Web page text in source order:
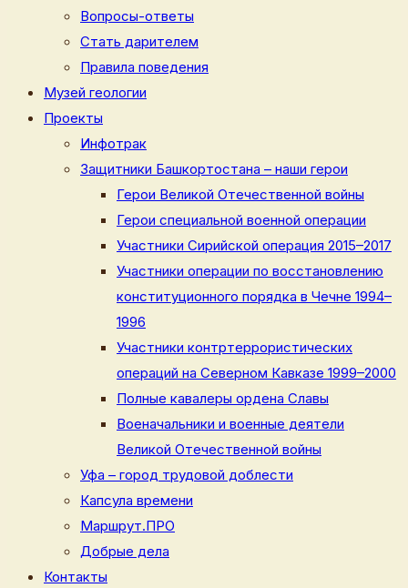
Вопросы-ответы
Стать дарителем
Правила поведения
Музей геологии
Проекты
Инфотрак
Защитники Башкортостана – наши герои
Герои Великой Отечественной войны
Герои специальной военной операции
Участники Сирийской операция 2015–2017
Участники операции по восстановлению
конституционного порядка в Чечне 1994–
1996
Участники контртеррористических
операций на Северном Кавказе 1999–2000
Полные кавалеры ордена Славы
Военачальники и военные деятели
Великой Отечественной войны
Уфа – город трудовой доблести
Капсула времени
Маршрут.ПРО
Добрые дела
Контакты